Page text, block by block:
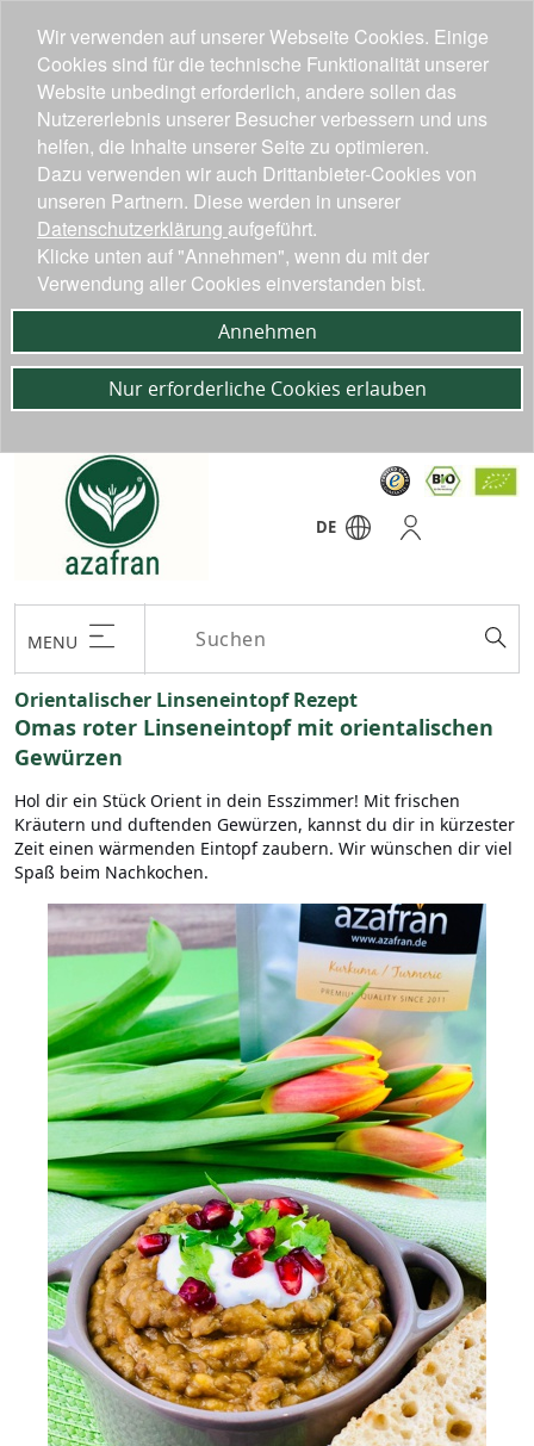
DE
MENU
Orientalischer Linseneintopf Rezept
Omas roter Linseneintopf mit orientalischen
Gewürzen
Hol dir ein Stück Orient in dein Esszimmer! Mit frischen
Kräutern und duftenden Gewürzen, kannst du dir in kürzester
Zeit einen wärmenden Eintopf zaubern. Wir wünschen dir viel
Spaß beim Nachkochen.
Wir verwenden auf unserer Webseite Cookies. Einige
Cookies sind für die technische Funktionalität unserer
Website unbedingt erforderlich, andere sollen das
Nutzererlebnis unserer Besucher verbessern und uns
helfen, die Inhalte unserer Seite zu optimieren.
Dazu verwenden wir auch Drittanbieter-Cookies von
unseren Partnern. Diese werden in unserer
Datenschutzerklärung aufgeführt.
Klicke unten auf "Annehmen", wenn du mit der
Verwendung aller Cookies einverstanden bist.
Annehmen
Nur erforderliche Cookies erlauben